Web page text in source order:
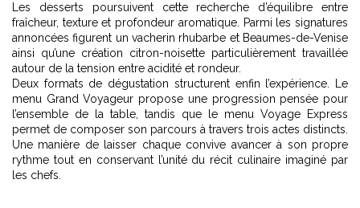
Les desserts poursuivent cette recherche d’équilibre entre
fraîcheur, texture et profondeur aromatique. Parmi les signatures
annoncées figurent un vacherin rhubarbe et Beaumes-de-Venise
ainsi qu’une création citron-noisette particulièrement travaillée
autour de la tension entre acidité et rondeur.
Deux formats de dégustation structurent enfin l’expérience. Le
menu Grand Voyageur propose une progression pensée pour
l’ensemble de la table, tandis que le menu Voyage Express
permet de composer son parcours à travers trois actes distincts.
Une manière de laisser chaque convive avancer à son propre
rythme tout en conservant l’unité du récit culinaire imaginé par
les chefs.